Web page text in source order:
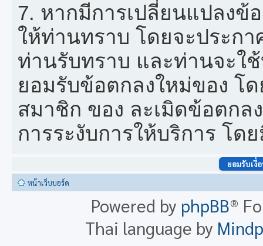
7. หากมีการเปลี่ยนแปลงข้
ให้ท่านทราบ โดยจะประก
ท่านรับทราบ และท่านจะใ
ยอมรับข้อตกลงใหม่ของ โ
สมาชิก ของ ละเมิดข้อตก
การระงับการให้บริการ โด
หน้าเว็บบอร์ด
Powered by phpBB®
Thai language by